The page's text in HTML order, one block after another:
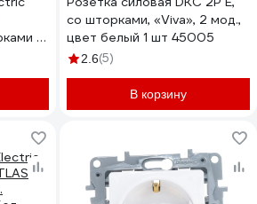
с
со шторками, «Viva», 2 мод.,
цвет белый 1 шт 45005
2.6(5)
В корзину